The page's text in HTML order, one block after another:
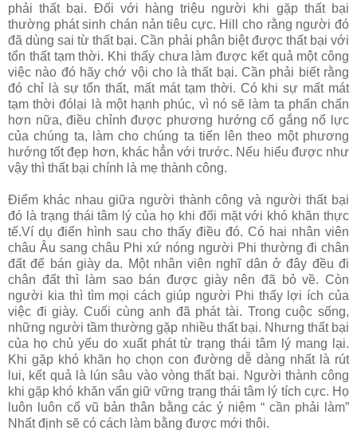
phải thất bại. Đối với hàng triệu người khi gặp thất bại
thường phát sinh chán nản tiêu cực. Hill cho rằng người đó
đã dùng sai từ thất bại. Cần phải phân biệt được thất bại với
tổn thất tạm thời. Khi thấy chưa làm được kết quả một công
việc nào đó hãy chớ vội cho là thất bại. Cần phải biết rằng
đó chỉ là sự tổn thất, mất mát tạm thời. Có khi sự mất mát
tạm thời đólại là một hạnh phúc, vì nó sẽ làm ta phấn chấn
hơn nữa, điều chỉnh được phương hướng cố gắng nổ lực
của chúng ta, làm cho chúng ta tiến lên theo một phương
hướng tốt đẹp hơn, khác hẳn với trước. Nếu hiểu được như
vậy thì thất bại chính là mẹ thành công.
Điểm khác nhau giữa người thành công và người thất bại
đó là trạng thái tâm lý của họ khi đối mặt với khó khăn thực
tế.Ví dụ điển hình sau cho thấy điều đó. Có hai nhân viên
châu Âu sang châu Phi xứ nóng người Phi thường đi chân
đất để bán giày da. Một nhân viên nghĩ dân ở đây đều đi
chân đất thì làm sao bán được giày nên đã bỏ về. Còn
người kia thì tìm mọi cách giúp người Phi thấy lợi ích của
việc đi giày. Cuối cùng anh đã phát tài. Trong cuộc sống,
những người tầm thường gặp nhiều thất bại. Nhưng thất bại
của họ chủ yếu do xuất phát từ trạng thái tâm lý mang lại.
Khi gặp khó khăn họ chọn con đường dễ dàng nhất là rút
lui, kết quả là lún sâu vào vòng thất bại. Người thành công
khi gặp khó khăn vẩn giữ vững trạng thái tâm lý tích cực. Họ
luôn luôn cổ vũ bản thân bằng các ý niệm “ cần phải làm”
Nhất định sẽ có cách làm bằng được mới thôi.